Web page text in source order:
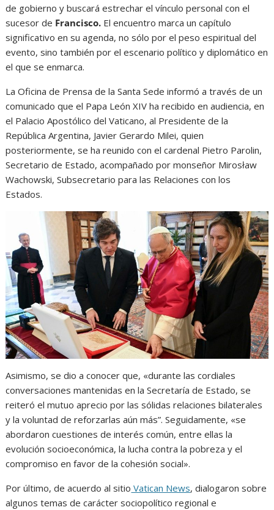
de gobierno y buscará estrechar el vínculo personal con el
sucesor de Francisco. El encuentro marca un capítulo
significativo en su agenda, no sólo por el peso espiritual del
evento, sino también por el escenario político y diplomático en
el que se enmarca.
La Oficina de Prensa de la Santa Sede informó a través de un
comunicado que el Papa León XIV ha recibido en audiencia, en
el Palacio Apostólico del Vaticano, al Presidente de la
República Argentina, Javier Gerardo Milei, quien
posteriormente, se ha reunido con el cardenal Pietro Parolin,
Secretario de Estado, acompañado por monseñor Mirosław
Wachowski, Subsecretario para las Relaciones con los
Estados.
Asimismo, se dio a conocer que, «durante las cordiales
conversaciones mantenidas en la Secretaría de Estado, se
reiteró el mutuo aprecio por las sólidas relaciones bilaterales
y la voluntad de reforzarlas aún más”. Seguidamente, «se
abordaron cuestiones de interés común, entre ellas la
evolución socioeconómica, la lucha contra la pobreza y el
compromiso en favor de la cohesión social».
Por último, de acuerdo al sitio Vatican News, dialogaron sobre
algunos temas de carácter sociopolítico regional e